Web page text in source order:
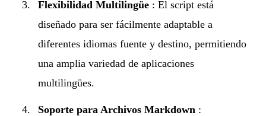
Flexibilidad Multilingüe : El script está
diseñado para ser fácilmente adaptable a
diferentes idiomas fuente y destino, permitiendo
una amplia variedad de aplicaciones
multilingües.
Soporte para Archivos Markdown :